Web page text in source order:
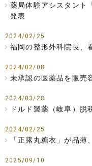
薬局体験アシスタント
発表
2024/02/25
福岡の整形外科院長、
2024/02/08
未承認の医薬品を販売
2024/03/28
ドルド製薬（岐阜）
2024/02/25
「正露丸糖衣」が品
2025/09/10